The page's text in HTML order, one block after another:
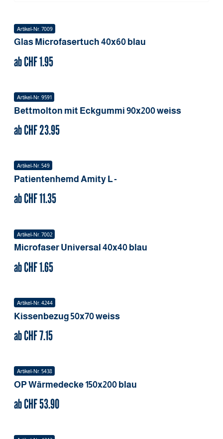
Artikel-Nr. 7009
Glas Microfasertuch 40x60 blau
ab CHF1.95
Artikel-Nr. 9591
Bettmolton mit Eckgummi 90x200weiss
ab CHF23.95
Artikel-Nr. 549
Patientenhemd Amity L-
ab CHF11.35
Artikel-Nr. 7002
Microfaser Universal 40x40 blau
ab CHF1.65
Artikel-Nr. 4244
Kissenbezug 50x70weiss
ab CHF7.15
Artikel-Nr. 5438
OP Wärmedecke150x200 blau
ab CHF53.90